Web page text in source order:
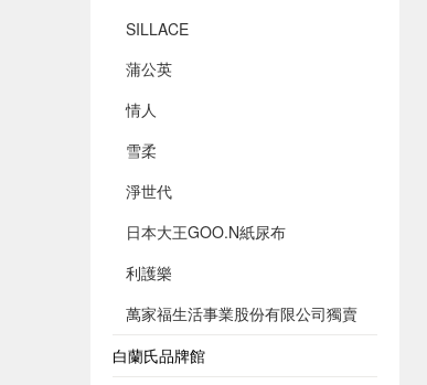
SILLACE
蒲公英
情人
雪柔
淨世代
日本大王GOO.N紙尿布
利護樂
萬家福生活事業股份有限公司獨賣
白蘭氏品牌館